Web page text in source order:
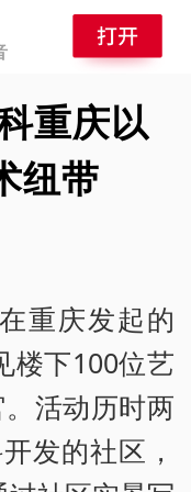
重庆以
纽带
重庆发起的
楼下100位艺
活动历时两
发的社区，